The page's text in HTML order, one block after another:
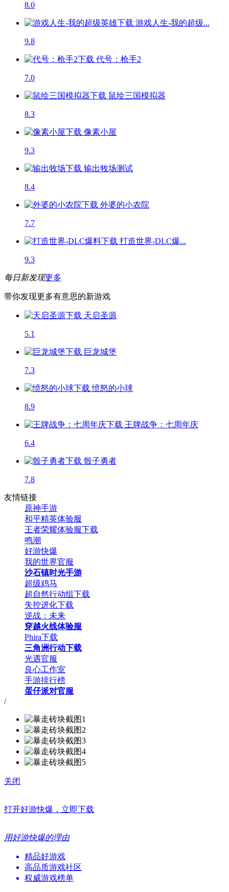
8.0
游戏人生-我的超级...
9.8
代号：枪手2
7.0
鼠绘三国模拟器
8.3
像素小屋
9.3
输出牧场测试
8.4
外婆的小农院
7.7
打造世界-DLC爆...
9.3
每日新发现更多
带你发现更多有意思的新游戏
天启圣源
5.1
巨龙城堡
7.3
愤怒的小球
8.9
王牌战争：七周年庆
6.4
骰子勇者
7.8
友情链接
原神手游
和平精英体验服
王者荣耀体验服下载
鸣潮
好游快爆
我的世界官服
沙石镇时光手游
超级鸡马
超自然行动组下载
失控进化下载
逆战：未来
穿越火线体验服
Phira下载
三角洲行动下载
光遇官服
良心工作室
手游排行榜
蛋仔派对官服
/
关闭
打开好游快爆，立即下载
用好游快爆的理由
精品好游戏
高品质游戏社区
权威游戏榜单